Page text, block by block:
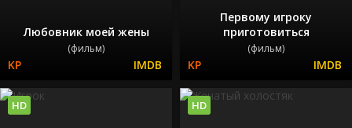
Любовник моей жены
(фильм)
Первому игроку
приготовиться
(фильм)
HD HD